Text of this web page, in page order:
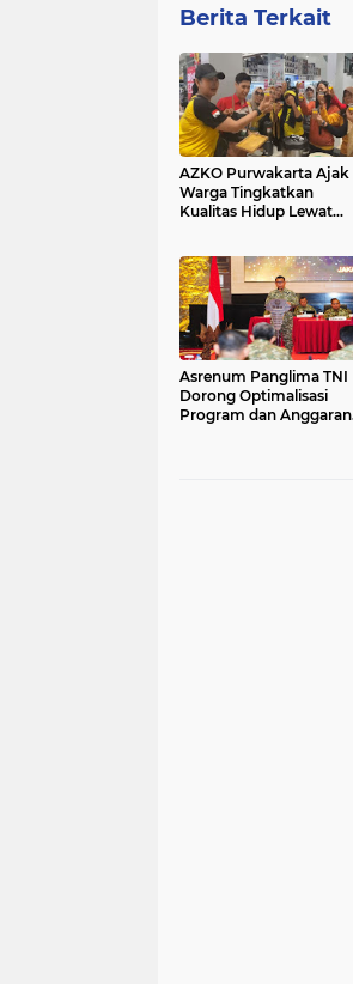
Berita Terkait
AZKO Purwakarta Ajak
Warga Tingkatkan
Kualitas Hidup Lewat
Asrenum Panglima TNI
Dorong Optimalisasi
Program dan Anggaran